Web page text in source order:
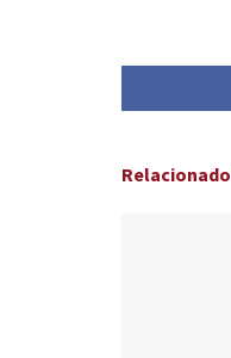
Relacionado